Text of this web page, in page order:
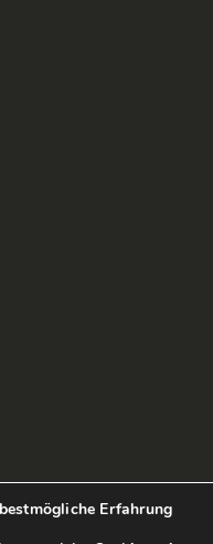
Erfahrung